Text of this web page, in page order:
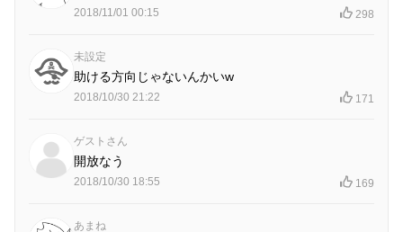
2018/11/01 00:15 298
未設定
助ける方向じゃないんかいw
2018/10/30 21:22 171
ゲストさん
開放なう
2018/10/30 18:55 169
あまね